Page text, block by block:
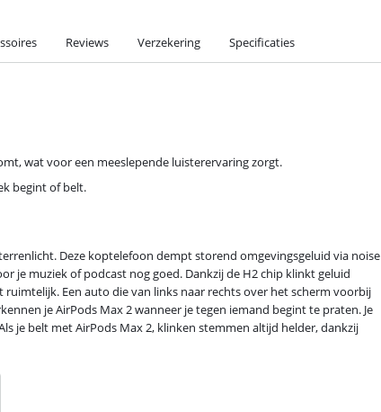
Reviews Verzekering Specificaties
wat voor een meeslepende luisterervaring zorgt.
begint of belt.
Deze koptelefoon dempt storend omgevingsgeluid via noise
je muziek of podcast nog goed. Dankzij de H2 chip klinkt geluid
Een auto die van links naar rechts over het scherm voorbij
je AirPods Max 2 wanneer je tegen iemand begint te praten. Je
je belt met AirPods Max 2, klinken stemmen altijd helder, dankzij